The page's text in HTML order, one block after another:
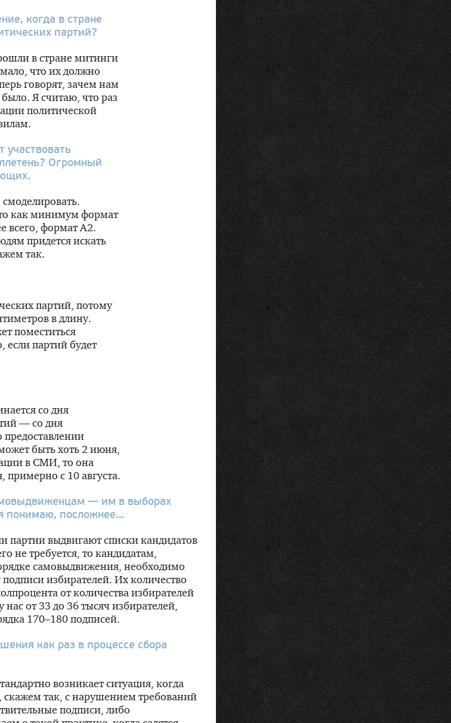
когда в стране
партий?
в стране митинги
что их должно
говорят, зачем нам
Я считаю, что раз
политической
участвовать
Огромный
как минимум формат
всего, формат А2.
придется искать
так.
партий, потому
в длину.
поместиться
если партий будет
со дня
— со дня
быть хоть 2 июня,
в СМИ, то она
примерно с 10 августа.
— им в выборах
понимаю, посложнее…
партии выдвигают списки кандидатов
не требуется, то кандидатам,
самовыдвижения, необходимо
избирателей. Их количество
от количества избирателей
нас от 33 до 36 тысяч избирателей,
170–180 подписей.
как раз в процессе сбора
возникает ситуация, когда
скажем так, с нарушением требований
подписи, либо